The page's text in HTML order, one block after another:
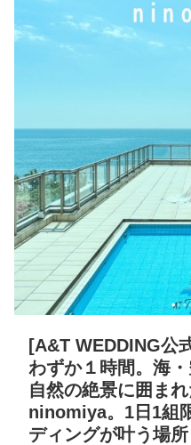
[A&T WEDDING公
わずか１時間。海
自然の絶景に囲ま
ninomiya。1日1組
ディングが叶う場